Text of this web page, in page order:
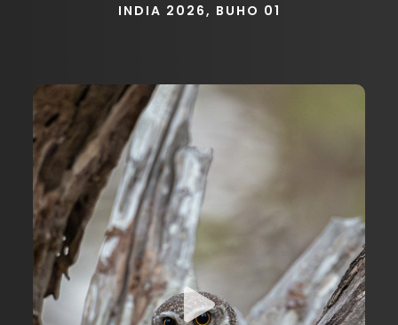
INDIA 2026, BUHO 01